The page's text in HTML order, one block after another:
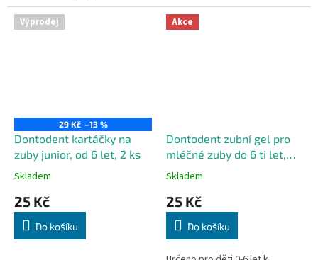
Výprodej
29 Kč –13 %
Dontodent kartáčky na
zuby junior, od 6 let, 2 ks
Skladem
25 Kč
Do košíku
Akce
Dontodent zubní gel pro
mléčné zuby do 6 ti let,
100 ml
Skladem
25 Kč
Do košíku